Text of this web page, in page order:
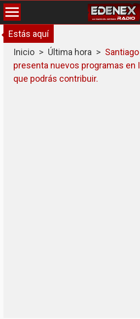
Skip
to
content
Estás aquí
Inicio > Última hora >
presenta nuevos programas en
que podrás contribuir.